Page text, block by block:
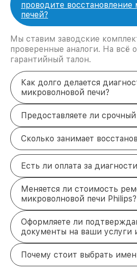
проводите восстановление
печей?
Мы ставим заводские
проверенные аналоги. На всё
гарантийный талон.
Как долго делается
микроволновой печи?
Предоставляете ли
Сколько занимает
Есть ли оплата за
Меняется ли стоимость
микроволновой печи Philips?
Оформляете ли
документы на ваши услуги
Почему стоит выбрать